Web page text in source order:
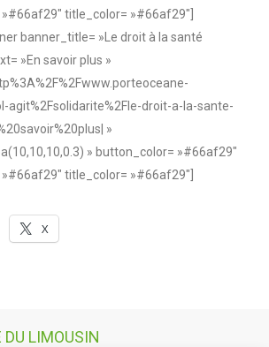
title_color= »#66af29″]
banner_title= »Le droit à la santé
»En savoir plus »
agit%2Fsolidarite%2Fle-droit-a-la-sante-
»
» button_color= »#66af29″
title_color= »#66af29″]
X
DU LIMOUSIN